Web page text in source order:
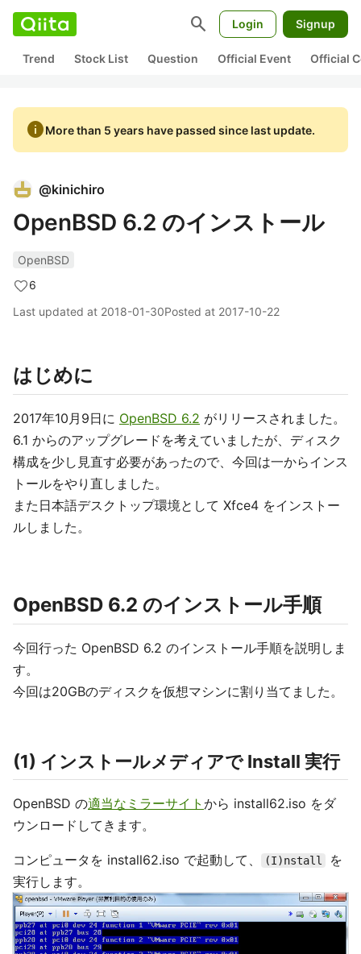
search Login Signup
Trend Stock List Question Official Event Official
infoMore than 5 years have passed since last update.
@kinichiro
OpenBSD 6.2 のインストール
OpenBSD
6
Last updated at 2018-01-30Posted at 2017-10-22
はじめに
2017年10月9日に OpenBSD 6.2 がリリースされました。
6.1 からのアップグレードを考えていましたが、ディスク
構成を少し見直す必要があったので、今回は一からインス
トールをやり直しました。
また日本語デスクトップ環境として Xfce4 をインストー
ルしました。
OpenBSD 6.2 のインストール手順
今回行った OpenBSD 6.2 のインストール手順を説明しま
す。
今回は20GBのディスクを仮想マシンに割り当てました。
(1) インストールメディアで Install 実行
OpenBSD の適当なミラーサイト から install62.iso をダ
ウンロードしてきます。
コンピュータを install62.iso で起動して、 (I)nstall
を
実行します。